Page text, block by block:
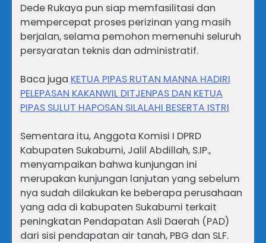
Dede Rukaya pun siap memfasilitasi dan
mempercepat proses perizinan yang masih
berjalan, selama pemohon memenuhi seluruh
persyaratan teknis dan administratif.
Baca juga KETUA PIPAS RUTAN MANNA HADIRI
PELEPASAN KAKANWIL DITJENPAS DAN KETUA
PIPAS SULUT HAPOSAN SILALAHI BESERTA ISTRI
Sementara itu, Anggota Komisi I DPRD
Kabupaten Sukabumi, Jalil Abdillah, S.IP.,
menyampaikan bahwa kunjungan ini
merupakan kunjungan lanjutan yang sebelum
nya sudah dilakukan ke beberapa perusahaan
yang ada di kabupaten Sukabumi terkait
peningkatan Pendapatan Asli Daerah (PAD)
dari sisi pendapatan air tanah, PBG dan SLF.